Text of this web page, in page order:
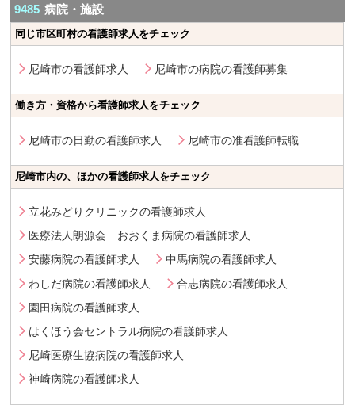
9485 病院・施設
同じ市区町村の看護師求人をチェック
尼崎市の看護師求人 尼崎市の病院の看護師募集
働き方・資格から看護師求人をチェック
尼崎市の日勤の看護師求人 尼崎市の准看護師転職
尼崎市内の、ほかの看護師求人をチェック
立花みどりクリニックの看護師求人
医療法人朗源会 おおくま病院の看護師求人
安藤病院の看護師求人
中馬病院の看護師求人
わしだ病院の看護師求人
合志病院の看護師求人
園田病院の看護師求人
はくほう会セントラル病院の看護師求人
尼崎医療生協病院の看護師求人
神崎病院の看護師求人